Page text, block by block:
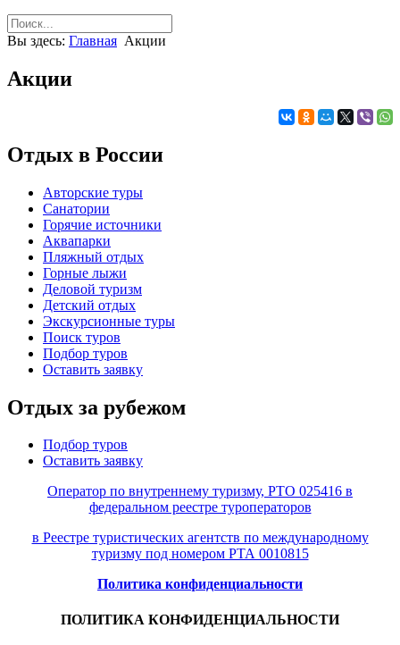
Вы здесь: Главная Акции
Акции
Отдых в России
Авторские туры
Санатории
Горячие источники
Аквапарки
Пляжный отдых
Горные лыжи
Деловой туризм
Детский отдых
Экскурсионные туры
Поиск туров
Подбор туров
Оставить заявку
Отдых за рубежом
Подбор туров
Оставить заявку
Оператор по внутреннему туризму, РТО 025416 в
федеральном реестре туроператоров
в Реестре туристических агентств по международному
туризму под номером РТА 0010815
Политика конфиденциальности
ПОЛИТИКА КОНФИДЕНЦИАЛЬНОСТИ